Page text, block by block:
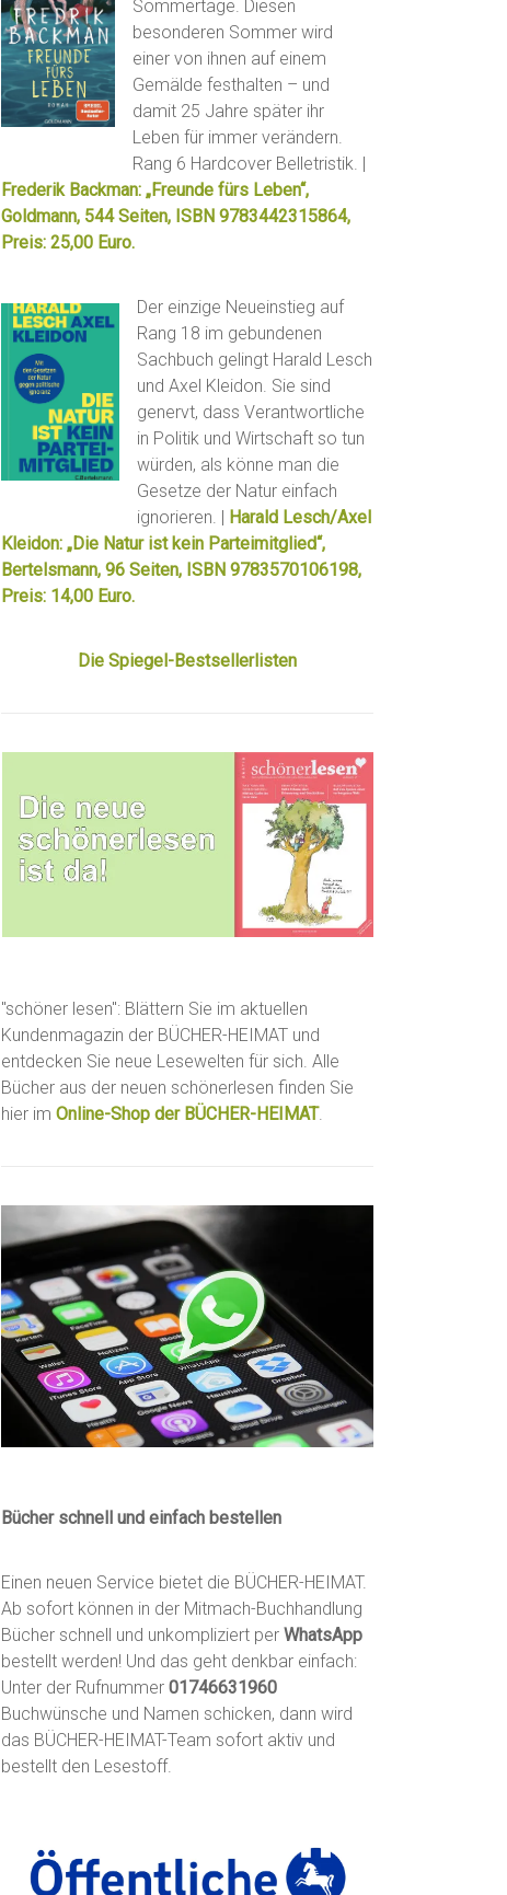
Sommertage. Diesen
besonderen Sommer wird
einer von ihnen auf einem
Gemälde festhalten – und
damit 25 Jahre später ihr
Leben für immer verändern.
Rang 6 Hardcover Belletristik. |
Frederik Backman: „Freunde fürs Leben“,
Goldmann, 544 Seiten, ISBN 9783442315864,
Preis: 25,00 Euro.
Der einzige Neueinstieg auf
Rang 18 im gebundenen
Sachbuch gelingt Harald Lesch
und Axel Kleidon. Sie sind
genervt, dass Verantwortliche
in Politik und Wirtschaft so tun
würden, als könne man die
Gesetze der Natur einfach
ignorieren. | Harald Lesch/Axel
Kleidon: „Die Natur ist kein Parteimitglied“,
Bertelsmann, 96 Seiten, ISBN 9783570106198,
Preis: 14,00 Euro.
Die Spiegel-Bestsellerlisten
"schöner lesen": Blättern Sie im aktuellen
Kundenmagazin der BÜCHER-HEIMAT und
entdecken Sie neue Lesewelten für sich. Alle
Bücher aus der neuen schönerlesen finden Sie
hier imOnline-Shop der BÜCHER-HEIMAT.
Bücher schnell und einfach bestellen
Einen neuen Service bietet die BÜCHER-HEIMAT.
Ab sofort können in der Mitmach-Buchhandlung
Bücher schnell und unkompliziert perWhatsApp
bestellt werden! Und das geht denkbar einfach:
Unter der Rufnummer01746631960
Buchwünsche und Namen schicken, dann wird
das BÜCHER-HEIMAT-Team sofort aktiv und
bestellt den Lesestoff.